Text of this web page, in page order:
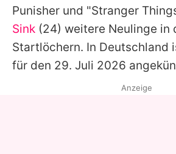
Punisher und "Stranger
Sink (24) weitere Neulinge in
Startlöchern. In Deutschland
für den 29. Juli 2026
Anzeige